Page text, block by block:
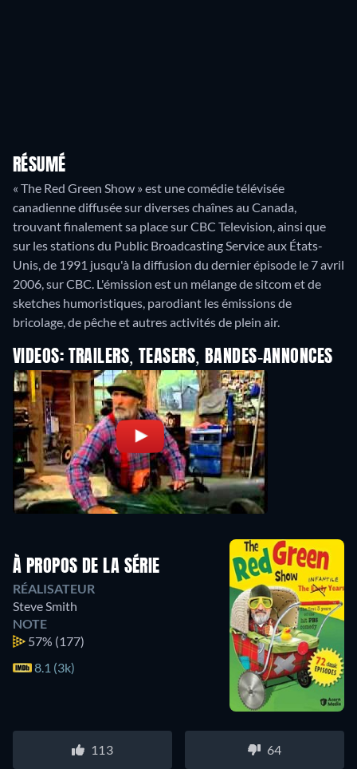
RÉSUMÉ
« The Red Green Show » est une comédie télévisée
canadienne diffusée sur diverses chaînes au Canada,
trouvant finalement sa place sur CBC Television, ainsi que
sur les stations du Public Broadcasting Service aux États-
Unis, de 1991 jusqu'à la diffusion du dernier épisode le 7 avril
2006, sur CBC. L'émission est un mélange de sitcom et de
sketches humoristiques, parodiant les émissions de
VIDEOS: TRAILERS, TEASERS, BANDES-ANNONCES
À PROPOS DE LA SÉRIE
RÉALISATEUR
Steve Smith
NOTE
57% (177)
8.1 (3k)
113 64